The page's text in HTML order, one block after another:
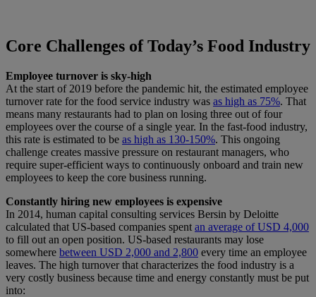
Core Challenges of Today’s Food Industry
Employee turnover is sky-high
At the start of 2019 before the pandemic hit, the estimated employee
turnover rate for the food service industry was as high as 75%. That
means many restaurants had to plan on losing three out of four
employees over the course of a single year. In the fast-food industry,
this rate is estimated to be as high as 130-150%. This ongoing
challenge creates massive pressure on restaurant managers, who
require super-efficient ways to continuously onboard and train new
employees to keep the core business running.
Constantly hiring new employees is expensive
In 2014, human capital consulting services Bersin by Deloitte
calculated that US-based companies spent an average of USD 4,000
to fill out an open position. US-based restaurants may lose
somewhere between USD 2,000 and 2,800 every time an employee
leaves. The high turnover that characterizes the food industry is a
very costly business because time and energy constantly must be put
into: